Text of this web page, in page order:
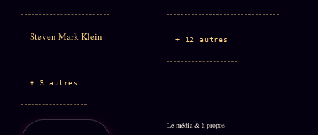
Steven Mark Klein
+ 3 autres
+ 12 autres
Le média & à propos